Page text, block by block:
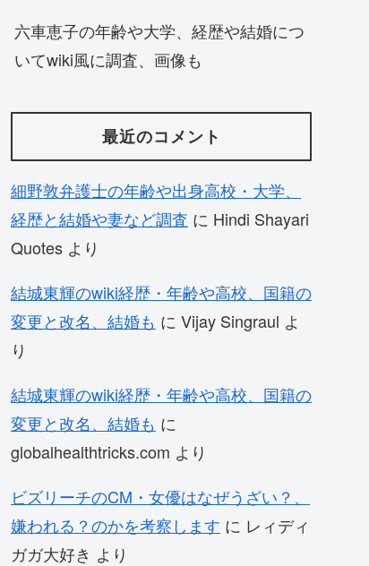
六車恵子の年齢や大学、経歴や結婚につ
いてwiki風に調査、画像も
最近のコメント
細野敦弁護士の年齢や出身高校・大学、
経歴と結婚や妻など調査 に Hindi Shayari
Quotes より
結城東輝のwiki経歴・年齢や高校、国籍の
変更と改名、結婚も に Vijay Singraul よ
り
結城東輝のwiki経歴・年齢や高校、国籍の
変更と改名、結婚も に
globalhealthtricks.com より
ビズリーチのCM・女優はなぜうざい？、
嫌われる？のかを考察します に レィディ
ガガ大好き より